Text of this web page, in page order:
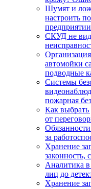
Шумят и
настроить
предприятии
СКУД не
автомойки
подводные
Системы
пожарная
Как
от
Обязанности
за
Хранение
законность,
Аналитика
лиц до
Хранение